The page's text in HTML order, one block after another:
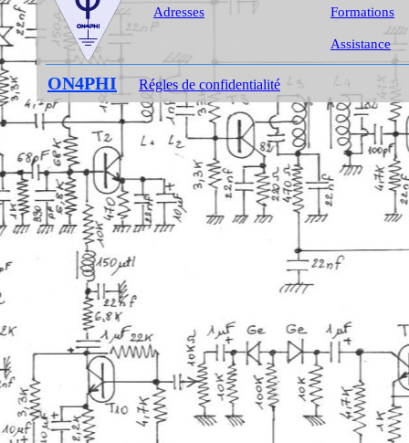
ON4PHI Régles de confidentialité Conditions
Formations
Assistance
Adresses